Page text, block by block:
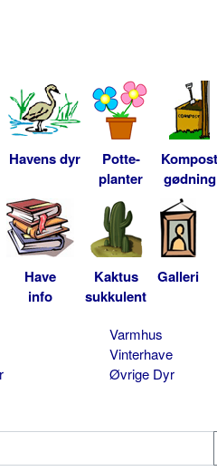
Havens dyr
Potte-
planter
Kompost
gødning
Have
info
Kaktus
sukkulent
Galleri
Varmhus
Vinterhave
Øvrige Dyr